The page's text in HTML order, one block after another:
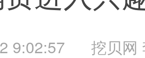
9:02:57 挖贝网